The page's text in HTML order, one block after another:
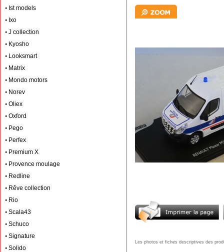
Ist models
Ixo
J collection
Kyosho
Looksmart
Matrix
Mondo motors
Norev
Oliex
Oxford
Pego
Perfex
Premium X
Provence moulage
Redline
Rêve collection
Rio
Scala43
Schuco
Signature
Solido
Les photos et fiches descriptives des